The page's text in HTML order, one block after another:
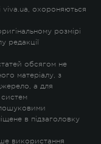
viva.ua, охороняються
розмірі
редакції
обсягом не
матеріалу, з
а для
пошуковими
в підзаголовку
використання